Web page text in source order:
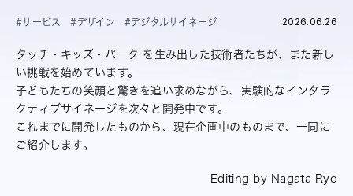
お問い合わせ
#サービス #デザイン #デジタルサイネージ 2026.06.26
タッチ・キッズ・パーク を生み出した技術者たちが、また新し
い挑戦を始めています。
子どもたちの笑顔と驚きを追い求めながら、実験的なインタラ
クティブサイネージを次々と開発中です。
これまでに開発したものから、現在企画中のものまで、一同に
ご紹介します。
Editing by Nagata Ryo